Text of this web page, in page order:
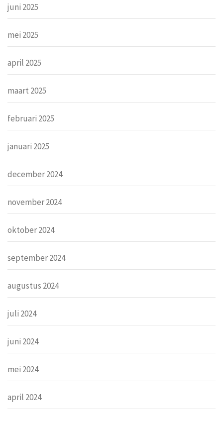
juni 2025
mei 2025
april 2025
maart 2025
februari 2025
januari 2025
december 2024
november 2024
oktober 2024
september 2024
augustus 2024
juli 2024
juni 2024
mei 2024
april 2024